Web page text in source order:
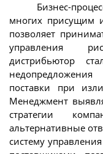
Бизнес-
многих присущим
позволяет
управления
дистрибьютор
поставки при
Менеджмент
стратегии
альтернативные
систему